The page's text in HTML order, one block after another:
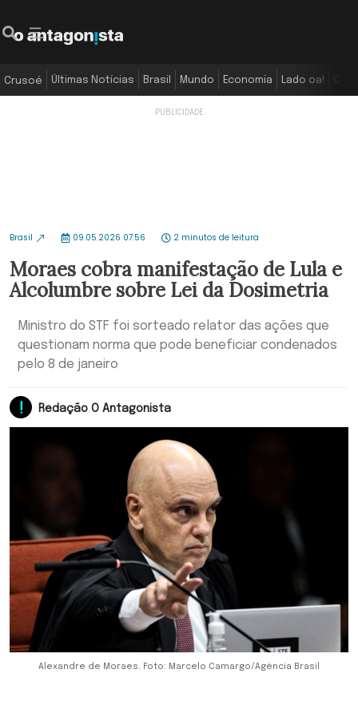
Crusoé Últimas Notícias Brasil Mundo Economia Lado oa!
Brasil 09.05.2026 07:56 2 minutos de leitura
Moraes cobra manifestação de Lula e
Alcolumbre sobre Lei da Dosimetria
Ministro do STF foi sorteado relator das ações que
questionam norma que pode beneficiar condenados
pelo 8 de janeiro
Redação O Antagonista
Alexandre de Moraes. Foto: Marcelo Camargo/Agência Brasil